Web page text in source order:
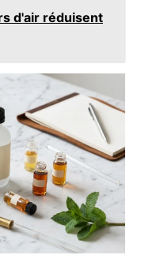
d'air réduisent